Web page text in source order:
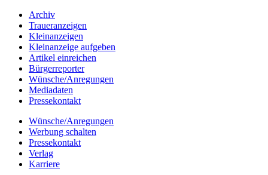
Archiv
Traueranzeigen
Kleinanzeigen
Kleinanzeige aufgeben
Artikel einreichen
Bürgerreporter
Wünsche/Anregungen
Mediadaten
Pressekontakt
Wünsche/Anregungen
Werbung schalten
Pressekontakt
Verlag
Karriere